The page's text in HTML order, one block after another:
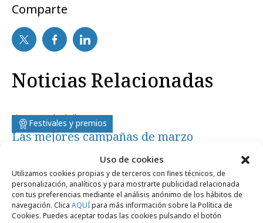
Uso de cookies
Utilizamos cookies propias y de terceros con fines técnicos, de
personalización, analíticos y para mostrarte publicidad relacionada
con tus preferencias mediante el análisis anónimo de los hábitos de
navegación. Clica AQUÍpara más información sobre la Política de
Cookies. Puedes aceptar todas las cookies pulsando el botón
Comparte
Noticias Relacionadas
Festivales y premios
viernes, 27 de abril 2012
Las mejores campañas de marzo
Campañas
martes, 27 de diciembre 2011
Spanair se cruza con Papá Noel
lunes, 27 de diciembre 2010